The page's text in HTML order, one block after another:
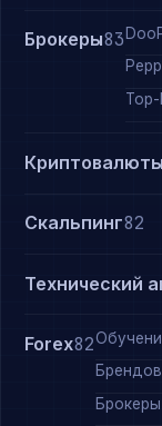
Брокеры83
Криптовалюты
Скальпинг82
Технический
Forex82